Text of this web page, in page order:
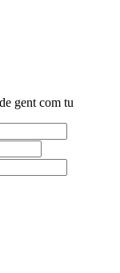
gent com tu